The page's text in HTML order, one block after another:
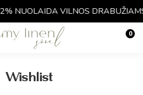
NUOLAIDA VILNOS
0
Wishlist